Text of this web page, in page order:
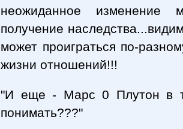
неожиданное изменение
получение
может проиграться по-
жизни отношений!!!
"И еще - Марс 0 Плутон в
понимать???"